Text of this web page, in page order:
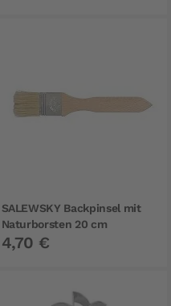
SALEWSKY Backpinsel mit
Naturborsten 20 cm
4,70 €